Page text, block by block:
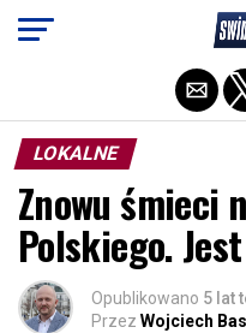
LOKALNE
Znowu śmieci
Polskiego.
Opublikowano 5 lat
Przez Wojciech
Exit